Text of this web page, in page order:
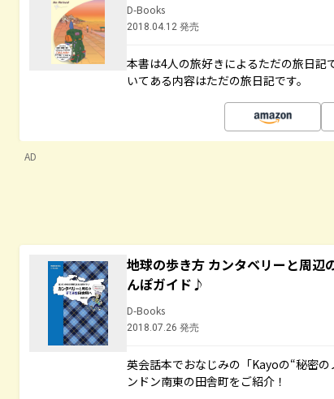
D-Books
2018.04.12 発売
本書は4人の旅好きによるただの旅日記
いてある内容はただの旅日記です。
AD
地球の歩き方 カンタベリーと周辺
んぽガイド♪
D-Books
2018.07.26 発売
英会話本でおなじみの「Kayoの“秘密
ンドン南東の田舎町をご紹介！